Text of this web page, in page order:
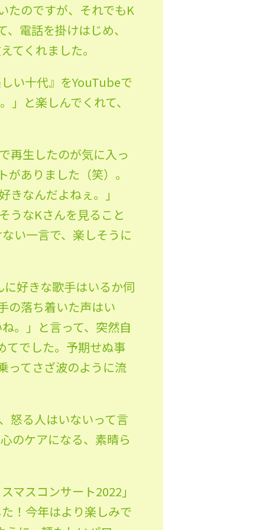
たのですが、それでもK
電話を掛けはじめ、
てくれました。
い十代』をYouTubeで
と楽しんでくれて、
再生したのが気に入っ
ありました（笑）。
きなんだよねぇ。」
うなKさんを見ること
い一言で、楽しそうに
好きな歌手はいるか伺
の落ち着いた声はい
。」と言って、突然自
てでした。予期せぬ事
ってさざ波のように流
怒る人はいないって言
のケアになる、素晴ら
マスコンサート2022」
！今年はより楽しみで